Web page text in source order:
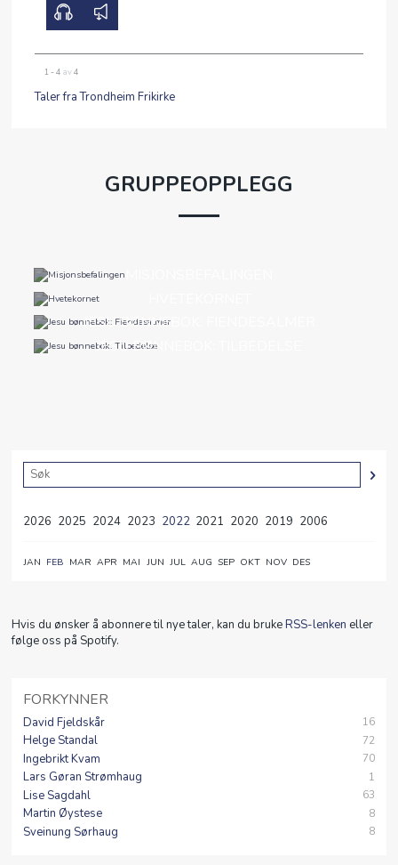
1 - 4av4
Taler fra Trondheim Frikirke
GRUPPEOPPLEGG
JESU BØNNEBOK: FIENDESALMER
JESU BØNNEBOK: TILBEDELSE
2026 2025 2024 2023 2022 2021 2020 2019 2006
JAN FEB MAR APR MAI JUN JUL AUG SEP OKT NOV DES
Hvis du ønsker å abonnere til nye taler, kan du brukeRSS-lenken eller
følge oss på Spotify.
FORKYNNER
David Fjeldskår 16
Helge Standal 72
Ingebrikt Kvam 70
Lars Gøran Strømhaug 1
Lise Sagdahl 63
Martin Øystese 8
Sveinung Sørhaug 8